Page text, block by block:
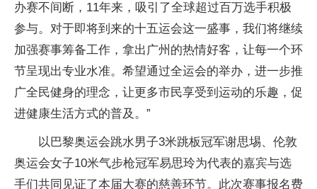
办赛不间断，11年来，吸引了全球超过百万选手积极
参与。对于即将到来的十五运会这一盛事，我们将继续
加强赛事筹备工作，拿出广州的热情好客，让每一个环
节呈现出专业水准。希望通过全运会的举办，进一步推
广全民健身的理念，让更多市民享受到运动的乐趣，促
进健康生活方式的普及。”
以巴黎奥运会跳水男子3米跳板冠军谢思埸、伦敦
奥运会女子10米气步枪冠军易思玲为代表的嘉宾与选
手们共同见证了本届大赛的慈善环节。此次赛事报名费